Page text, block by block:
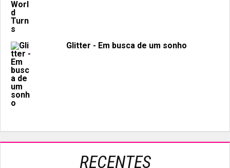
Glitter - Em busca de um sonho
RECENTES